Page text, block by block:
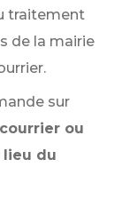
traitement
de la mairie
sur
ou
lieu du